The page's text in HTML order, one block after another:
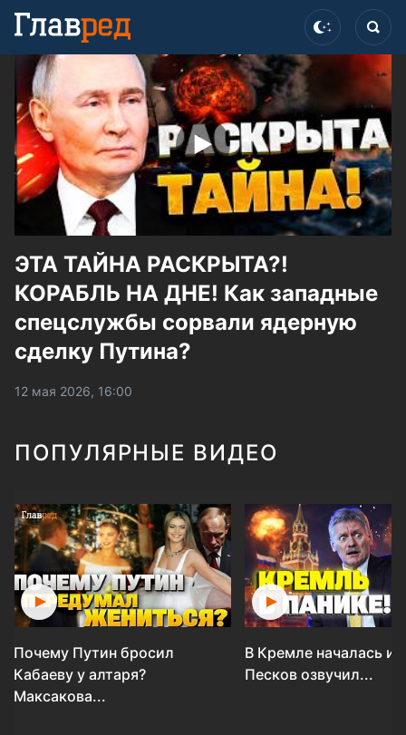
ЭТА ТАЙНА РАСКРЫТА?!
КОРАБЛЬ НА ДНЕ! Как западные
спецслужбы сорвали ядерную
сделку Путина?
12 мая 2026, 16:00
ПОПУЛЯРНЫЕ ВИДЕО
Почему Путин бросил
Кабаеву у алтаря?
Максакова...
В Кремле началась
Песков озвучил...